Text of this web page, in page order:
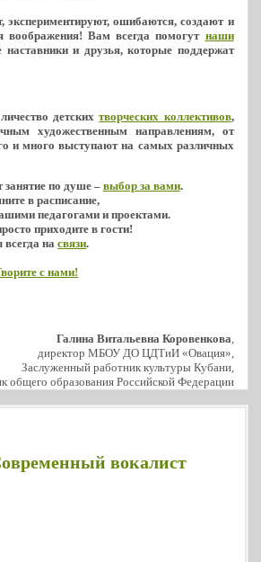
экспериментируют, ошибаются, создают и
воображения! Вам всегда помогут наши
и друзья, которые поддержат
детскихтворческих коллективов,
художественным направлениям, от
и много выступают на самых различных
занятие по душе – выбор за вами.
в расписание,
педагогами и проектами.
приходите в гости!
насвязи.
с нами!
Галина Витальевна Коровенкова
директор МБОУ ДО ЦДТиИ «Овация»,
Заслуженный работник культуры Кубани,
общего образования Российской Федерации
вокалист